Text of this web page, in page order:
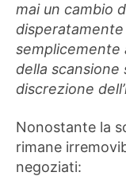
mai un cambio
semplicemente
della scansione
discrezione
Nonostante la
rimane
negoziati: